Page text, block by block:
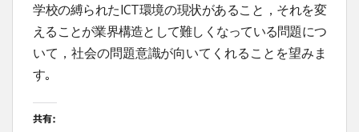
学校の縛られたICT環境の現状があること，それを変
えることが業界構造として難しくなっている問題につ
いて，社会の問題意識が向いてくれることを望みま
す｡
共有: